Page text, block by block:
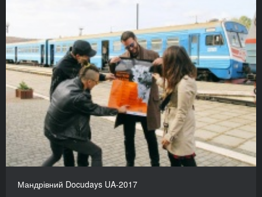
Мандрівний Docudays UA-2017